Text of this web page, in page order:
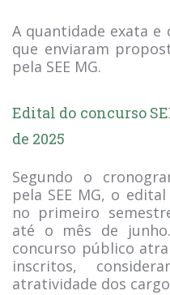
A quantidade exata e
que enviaram
pela SEE MG.
Edital do concurso
de 2025
Segundo o
pela SEE MG, o
no primeiro
até o mês de
concurso público
inscritos,
atratividade dos